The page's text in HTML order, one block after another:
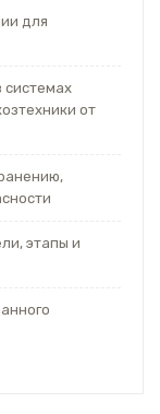
для
системах
от
этапы и